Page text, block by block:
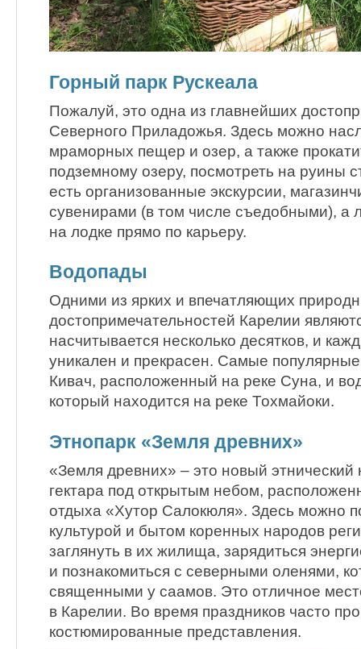
Горный парк Рускеала
Пожалуй, это одна из главнейших
Северного Приладожья. Здесь можно
мраморных пещер и озер, а также
подземному озеру, посмотреть на руины
есть организованные экскурсии,
сувенирами (в том числе съедобными), а
на лодке прямо по карьеру.
Водопады
Одними из ярких и впечатляющих
достопримечательностей Карелии
насчитывается несколько десятков, и
уникален и прекрасен. Самые
Кивач, расположенный на реке Суна, и
который находится на реке Тохмайоки.
Этнопарк «Земля древних»
«Земля древних» – это новый
гектара под открытым небом,
отдыха «Хутор Салокюля». Здесь можно
культурой и бытом коренных народов
заглянуть в их жилища, зарядиться
и познакомиться с северными оленями,
священными у саамов. Это отличное
в Карелии. Во время праздников часто
костюмированные представления.